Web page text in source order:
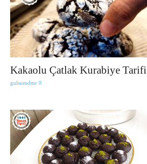
Kakaolu Çatlak Kurabiye Tarifi
gulsumdmr 0